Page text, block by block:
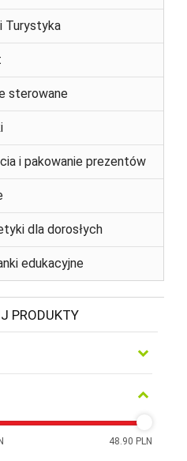
Turystyka
sterowane
i pakowanie prezentów
dla dorosłych
edukacyjne
PRODUKTY
48.90 PLN